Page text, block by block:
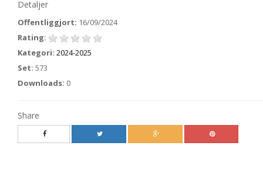
Detaljer
Offentliggjort: 16/09/2024
Rating:
Kategori: 2024-2025
Set: 573
Downloads: 0
Share